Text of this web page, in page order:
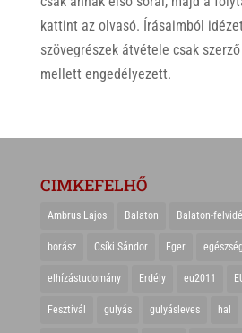
kattint az olvasó. Írásaimból
szövegrészek átvétele csak
mellett engedélyezett.
CIMKEFELHŐ
Ambrus Lajos Balaton Balaton-
borász Csíki Sándor Eger egészség
elhízástudomány Erdély eu2011
Fesztivál gulyás gulyásleves hal